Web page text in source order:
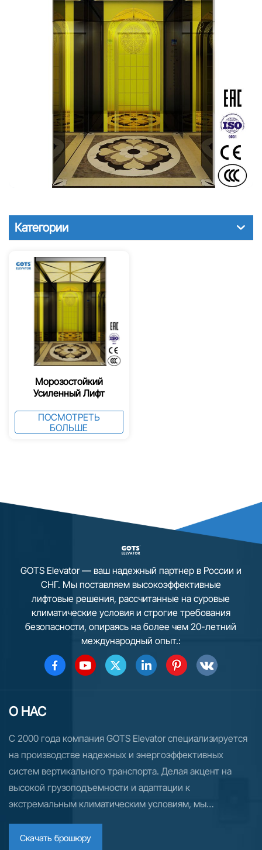
Категории
Морозостойкий
Усиленный Лифт
Грузоподъёмности
ПОСМОТРЕТЬ
БОЛЬШЕ
GOTS Elevator — ваш надежный партнер в России и
СНГ. Мы поставляем высокоэффективные
лифтовые решения, рассчитанные на суровые
климатические условия и строгие требования
безопасности, опираясь на более чем 20-летний
международный опыт.:
О НАС
С 2000 года компания GOTS Elevator специализируется
на производстве надежных и энергоэффективных
систем вертикального транспорта. Делая акцент на
высокой грузоподъемности и адаптации к
экстремальным климатическим условиям, мы
и эскалаторов более чем в 70 стран. Для рынков России
Скачать брошюру